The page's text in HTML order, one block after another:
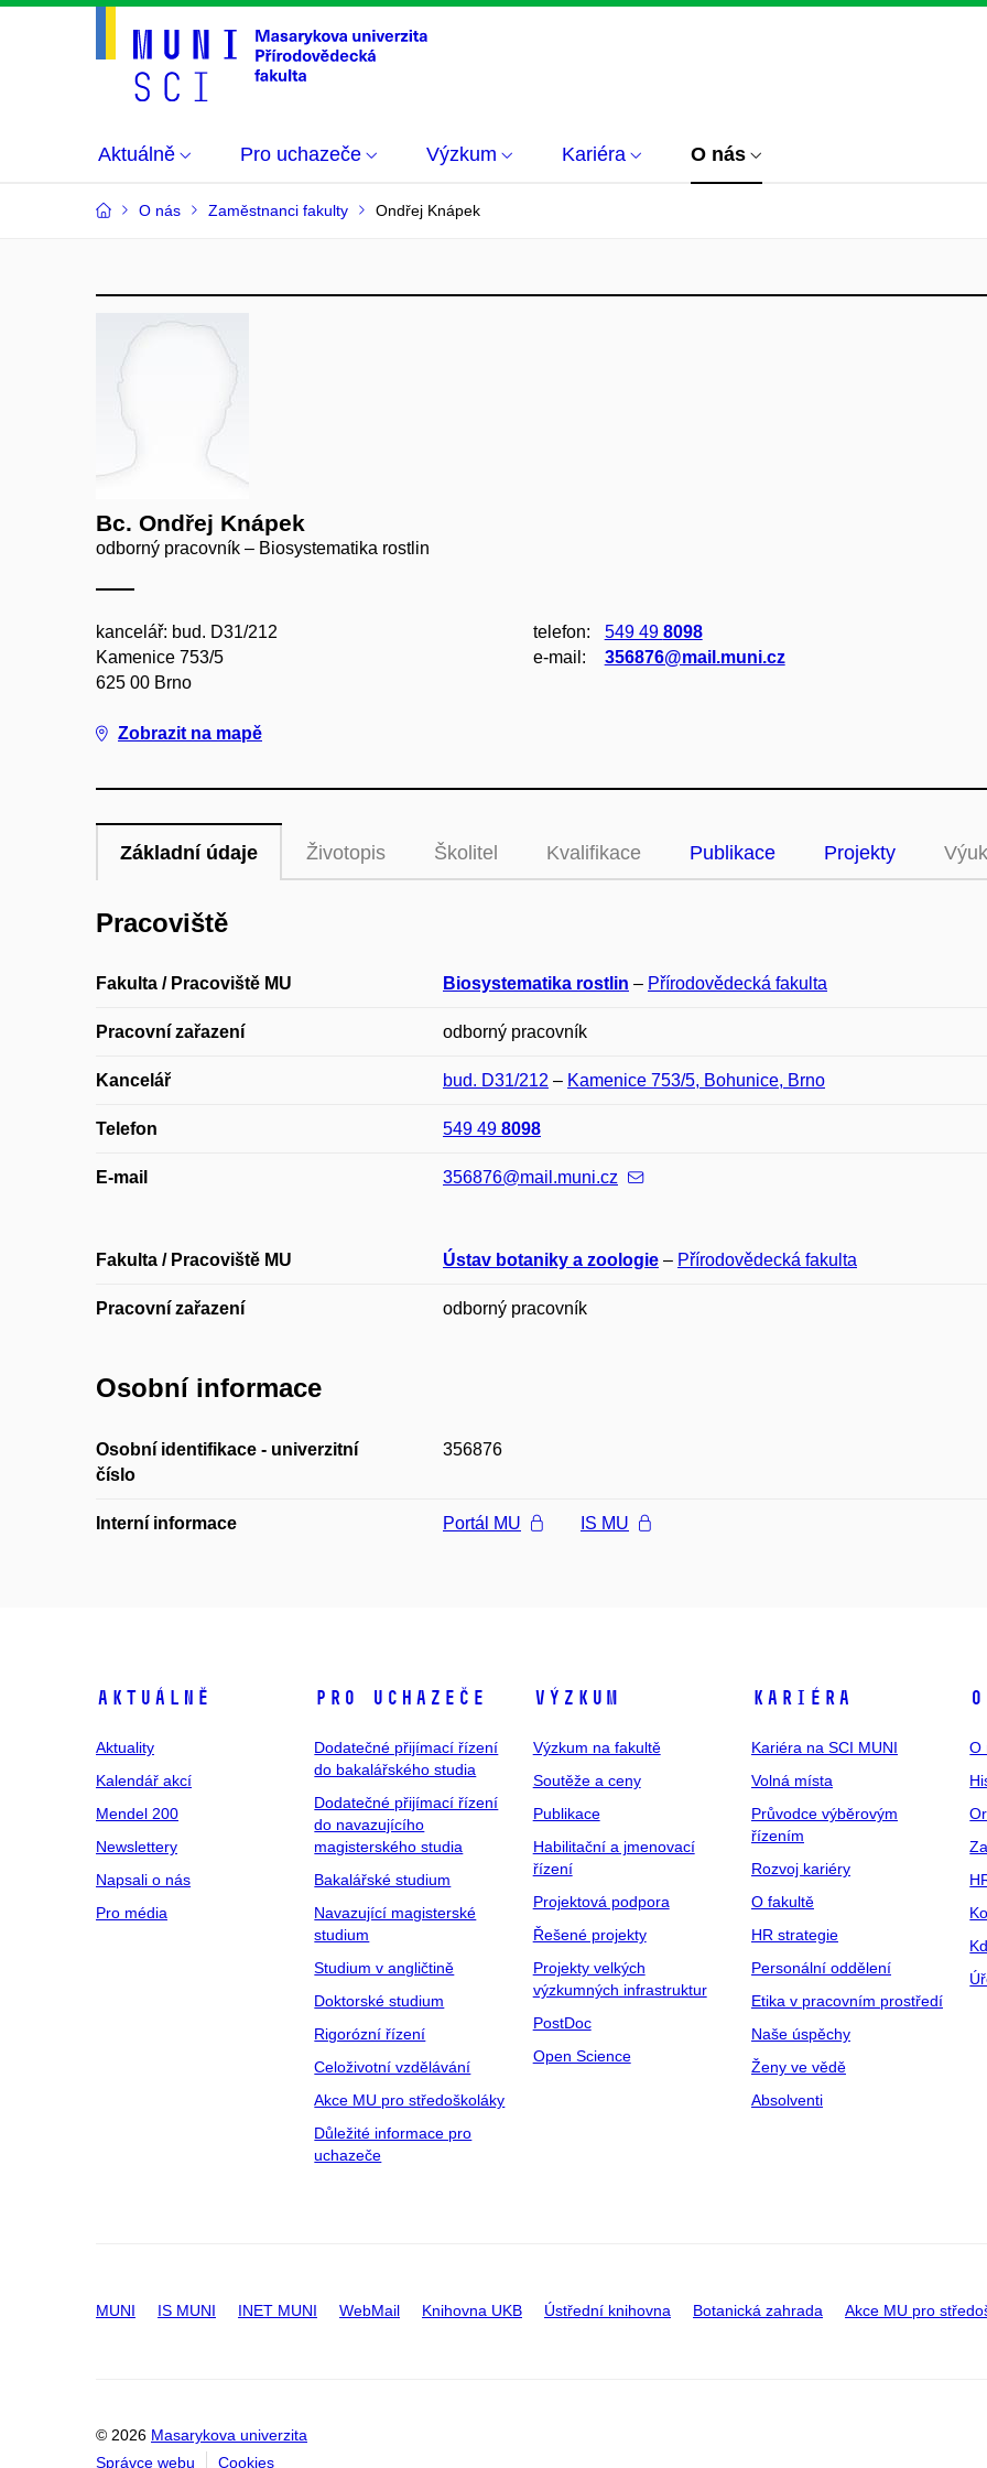
Aktuálně Pro uchazeče Výzkum Kariéra O nás
O nás Zaměstnanci fakulty Ondřej Knápek
Bc. Ondřej Knápek
odborný pracovník – Biosystematika rostlin
kancelář: bud. D31/212
Kamenice 753/5
625 00 Brno
Zobrazit na mapě
telefon: 549 49 8098
e‑mail:
356876@mail.muni.cz
Základní údaje Životopis Školitel Kvalifikace Publikace Projekty
Pracoviště
Fakulta / Pracoviště MU Biosystematika rostlin – Přírodovědecká fakulta
Pracovní zařazení odborný pracovník
Kancelář bud. D31/212 – Kamenice 753/5, Bohunice, Brno
Telefon 549 49 8098
E-mail 356876@mail.muni.cz
Fakulta / Pracoviště MU Ústav botaniky a zoologie – Přírodovědecká fakulta
Pracovní zařazení odborný pracovník
Osobní informace
Osobní identifikace - univerzitní
číslo
356876
Interní informace Portál MU IS MU
Aktuálně
Aktuality
Kalendář akcí
Mendel 200
Newslettery
Napsali o nás
Pro média
Pro uchazeče
Dodatečné přijímací řízení
do bakalářského studia
Dodatečné přijímací řízení
do navazujícího
magisterského studia
Bakalářské studium
Navazující magisterské
studium
Studium v angličtině
Doktorské studium
Rigorózní řízení
Celoživotní vzdělávání
Akce MU pro středoškoláky
Důležité informace pro
uchazeče
Výzkum
Výzkum na fakultě
Soutěže a ceny
Publikace
Habilitační a jmenovací
řízení
Projektová podpora
Řešené projekty
Projekty velkých
výzkumných infrastruktur
PostDoc
Open Science
Kariéra
Kariéra na SCI MUNI
Volná místa
Průvodce výběrovým
řízením
Rozvoj kariéry
O fakultě
HR strategie
Personální oddělení
Etika v pracovním prostředí
Naše úspěchy
Ženy ve vědě
Absolventi
O
MUNI IS MUNI INET MUNI WebMail Knihovna UKB Ústřední knihovna Botanická zahrada Akce MU pro
© 2026 Masarykova univerzita
Správce webu
Cookies